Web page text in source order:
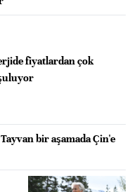
fiyatlardan çok
bir aşamada Çin'e